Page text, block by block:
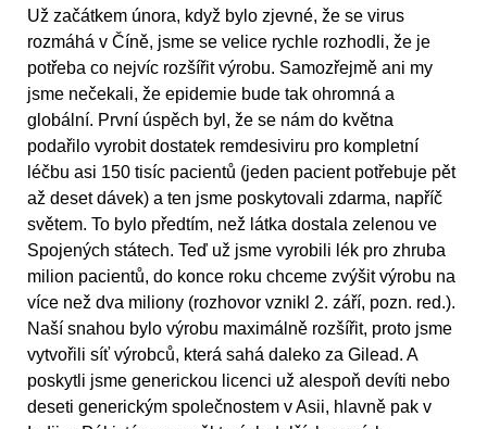
Už začátkem února, když bylo zjevné, že se virus
rozmáhá v Číně, jsme se velice rychle rozhodli, že je
potřeba co nejvíc rozšířit výrobu. Samozřejmě ani my
jsme nečekali, že epidemie bude tak ohromná a
globální. První úspěch byl, že se nám do května
podařilo vyrobit dostatek remdesiviru pro kompletní
léčbu asi 150 tisíc pacientů (jeden pacient potřebuje pět
až deset dávek) a ten jsme poskytovali zdarma, napříč
světem. To bylo předtím, než látka dostala zelenou ve
Spojených státech. Teď už jsme vyrobili lék pro zhruba
milion pacientů, do konce roku chceme zvýšit výrobu na
více než dva miliony (rozhovor vznikl 2. září, pozn. red.).
Naší snahou bylo výrobu maximálně rozšířit, proto jsme
vytvořili síť výrobců, která sahá daleko za Gilead. A
poskytli jsme generickou licenci už alespoň devíti nebo
deseti generickým společnostem v Asii, hlavně pak v